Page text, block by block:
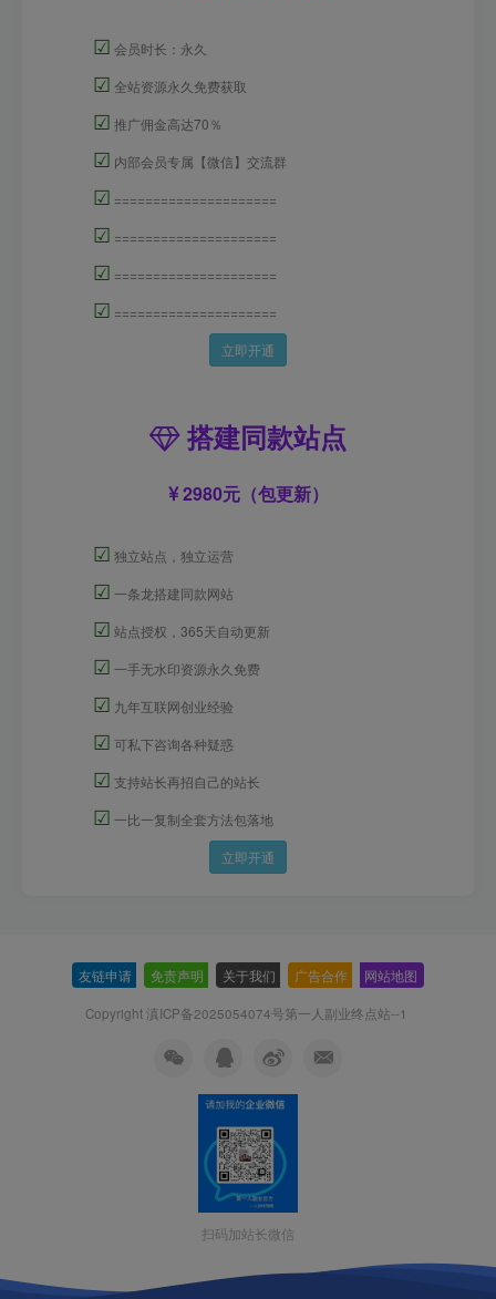
☑ 会员时长：永久
☑ 全站资源永久免费获取
☑ 推广佣金高达70％
☑ 内部会员专属【微信】交流群
☑ =====================
☑ =====================
☑ =====================
☑ =====================
立即开通
搭建同款站点
2980元（包更新）
☑ 独立站点，独立运营
☑ 一条龙搭建同款网站
☑ 站点授权，365天自动更新
☑ 一手无水印资源永久免费
☑ 九年互联网创业经验
☑ 可私下咨询各种疑惑
☑ 支持站长再招自己的站长
☑ 一比一复制全套方法包落地
立即开通
友链申请 免责声明 关于我们 广告合作 网站地图
Copyright 滇ICP备2025054074号第一人副业终点站--1
扫码加站长微信